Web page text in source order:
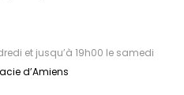
et jusqu’à 19h00 le samedi
d’Amiens